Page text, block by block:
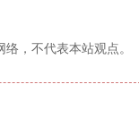
，不代表本站观点。